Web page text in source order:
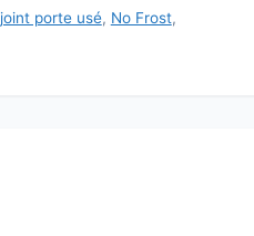
joint porte usé, No Frost,